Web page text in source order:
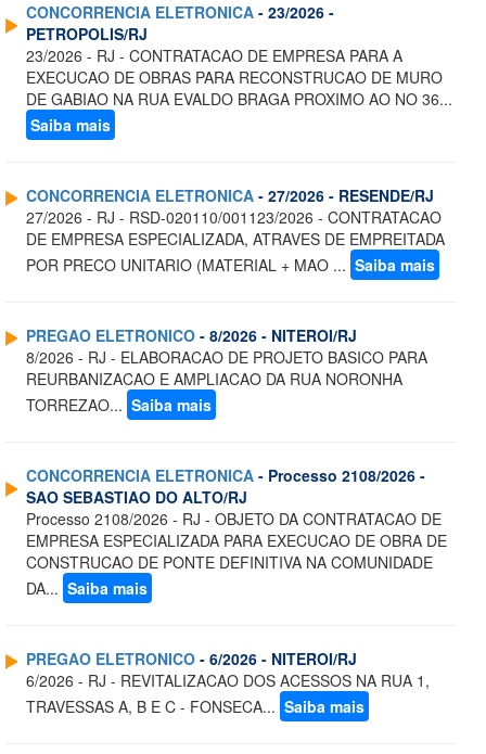
CONCORRENCIA ELETRONICA - 23/2026 -
PETROPOLIS/RJ
23/2026 - RJ - CONTRATACAO DE EMPRESA PARA A
EXECUCAO DE OBRAS PARA RECONSTRUCAO DE MURO
DE GABIAO NA RUA EVALDO BRAGA PROXIMO AO NO 36...
Saiba mais
CONCORRENCIA ELETRONICA - 27/2026 - RESENDE/RJ
27/2026 - RJ - RSD-020110/001123/2026 - CONTRATACAO
DE EMPRESA ESPECIALIZADA, ATRAVES DE EMPREITADA
POR PRECO UNITARIO (MATERIAL + MAO ... Saiba mais
PREGAO ELETRONICO - 8/2026 - NITEROI/RJ
8/2026 - RJ - ELABORACAO DE PROJETO BASICO PARA
REURBANIZACAO E AMPLIACAO DA RUA NORONHA
TORREZAO... Saiba mais
CONCORRENCIA ELETRONICA - Processo 2108/2026 -
SAO SEBASTIAO DO ALTO/RJ
Processo 2108/2026 - RJ - OBJETO DA CONTRATACAO DE
EMPRESA ESPECIALIZADA PARA EXECUCAO DE OBRA DE
CONSTRUCAO DE PONTE DEFINITIVA NA COMUNIDADE
DA... Saiba mais
PREGAO ELETRONICO - 6/2026 - NITEROI/RJ
6/2026 - RJ - REVITALIZACAO DOS ACESSOS NA RUA 1,
TRAVESSAS A, B E C - FONSECA... Saiba mais